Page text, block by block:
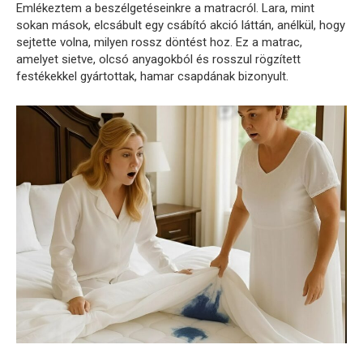
Emlékeztem a beszélgetéseinkre a matracról. Lara, mint
sokan mások, elcsábult egy csábító akció láttán, anélkül, hogy
sejtette volna, milyen rossz döntést hoz. Ez a matrac,
amelyet sietve, olcsó anyagokból és rosszul rögzített
festékekkel gyártottak, hamar csapdának bizonyult.